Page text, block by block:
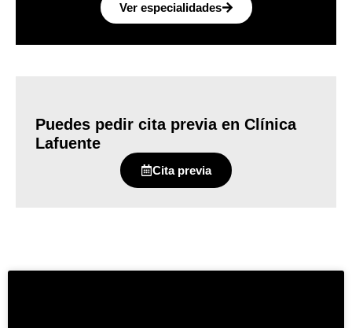
Ver especialidades
Puedes pedir cita previa en Clínica
Lafuente
Cita previa